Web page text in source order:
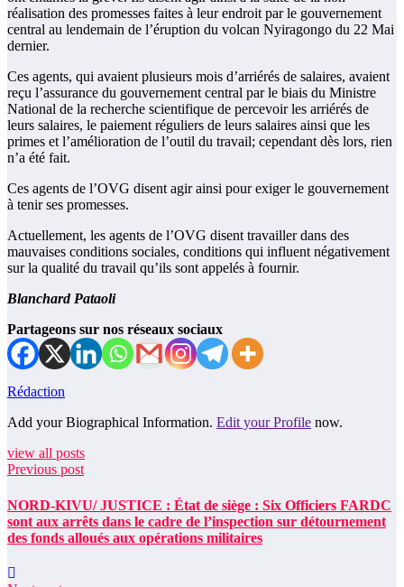
réalisation des promesses faites à leur endroit par le gouvernement
central au lendemain de l’éruption du volcan Nyiragongo du 22 Mai
dernier.
Ces agents, qui avaient plusieurs mois d’arriérés de salaires, avaient
reçu l’assurance du gouvernement central par le biais du Ministre
National de la recherche scientifique de percevoir les arriérés de
leurs salaires, le paiement réguliers de leurs salaires ainsi que les
primes et l’amélioration de l’outil du travail; cependant dès lors, rien
n’a été fait.
Ces agents de l’OVG disent agir ainsi pour exiger le gouvernement
à tenir ses promesses.
Actuellement, les agents de l’OVG disent travailler dans des
mauvaises conditions sociales, conditions qui influent négativement
sur la qualité du travail qu’ils sont appelés à fournir.
Blanchard Pataoli
Partageons sur nos réseaux sociaux
Rédaction
Add your Biographical Information. Edit your Profile now.
view all posts
Previous post
NORD-KIVU/ JUSTICE : État de siège : Six Officiers FARDC
sont aux arrêts dans le cadre de l’inspection sur détournement
des fonds alloués aux opérations militaires